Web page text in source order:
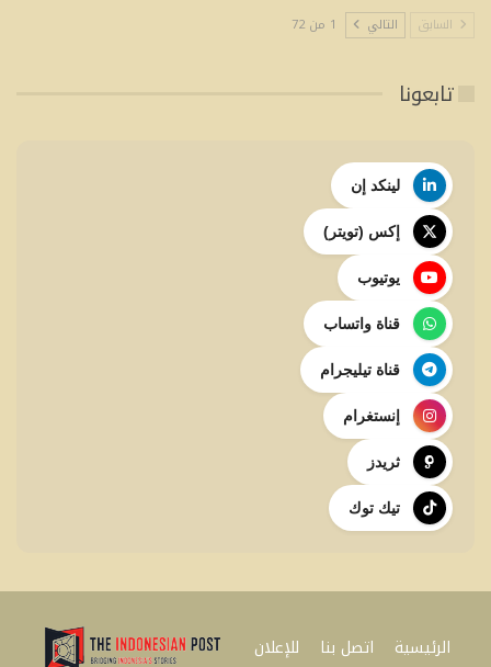
السابق التالي 1 من 72
تابعونا
لينكد إن
إكس (تويتر)
يوتيوب
قناة واتساب
قناة تيليجرام
إنستغرام
ثريدز
تيك توك
الرئيسية اتصل بنا للإعلان